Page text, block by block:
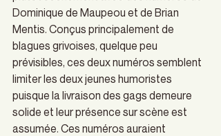
Dominique de Maupeou et de Brian
Mentis. Conçus principalement de
blagues grivoises, quelque peu
prévisibles, ces deux numéros semblent
limiter les deux jeunes humoristes
puisque la livraison des gags demeure
solide et leur présence sur scène est
assumée. Ces numéros auraient